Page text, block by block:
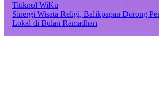
Titiknol WiKu
Sinergi Wisata Religi, Balikpapan Dorong
Lokal di Bulan Ramadhan